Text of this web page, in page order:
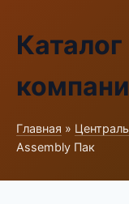
Главная »
Assembly Пак